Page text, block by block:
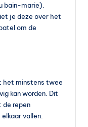
bain-marie).
je deze over het
om de
het minstens twee
kan worden. Dit
de repen
vallen.